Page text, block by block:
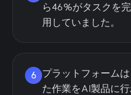
ら46%がタスクを
用していました。
6
プラットフォーム
た作業をAI製品に